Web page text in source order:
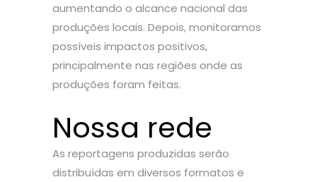
aumentando o alcance nacional das
produções locais. Depois, monitoramos
possíveis impactos positivos,
principalmente nas regiões onde as
produções foram feitas.
Nossa rede
As reportagens produzidas serão
distribuídas em diversos formatos e